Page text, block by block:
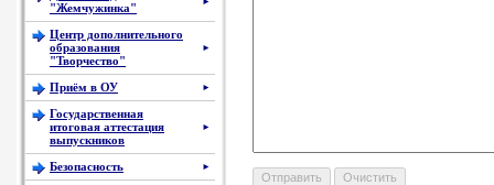
"Жемчужинка"
Центр дополнительного
образования
"Творчество"
►
Приём в ОУ ►
Государственная
итоговая аттестация
выпускников
►
Безопасность ►